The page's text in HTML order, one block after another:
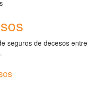
seguros de decesos entre